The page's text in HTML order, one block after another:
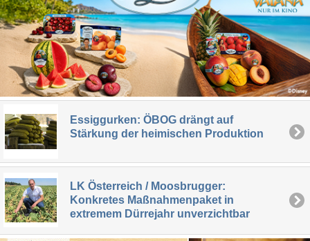
Essiggurken: ÖBOG drängt auf
Stärkung der heimischen Produktion
LK Österreich / Moosbrugger:
Konkretes Maßnahmenpaket in
extremem Dürrejahr unverzichtbar